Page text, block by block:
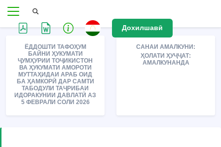
Дохилшавӣ
ЁДДОШТИ ТАФОҲУМ
БАЙНИ ҲУКУМАТИ
ҶУМҲУРИИ ТОҶИКИСТОН
ВА ҲУКУМАТИ АМОРОТИ
МУТТАҲИДАИ АРАБ ОИД
БА ҲАМКОРӢ ДАР САМТИ
ТАБОДУЛИ ТАҶРИБАИ
ИДОРАКУНИИ ДАВЛАТӢ АЗ
5 ФЕВРАЛИ СОЛИ 2026
САНАИ АМАЛКУНИ:
ҲОЛАТИ ҲУҶҶАТ:
АМАЛКУНАНДА